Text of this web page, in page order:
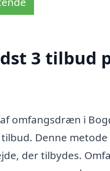
3 tilbud
omfangsdræn i
Denne
der tilbydes.